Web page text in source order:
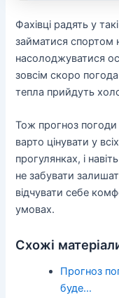
Фахівці радять у
займатися спортом
насолоджуватися
зовсім скоро
тепла прийдуть
Тож прогноз погоди
варто цінувати у
прогулянках, і
не забувати
відчувати себе
умовах.
Схожі
Прогноз
буде…